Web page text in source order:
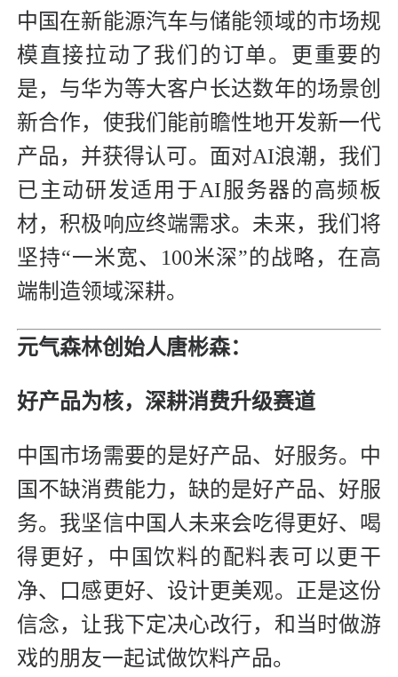
中国在新能源汽车与储能领域的市场规
模直接拉动了我们的订单。更重要的
是，与华为等大客户长达数年的场景创
新合作，使我们能前瞻性地开发新一代
产品，并获得认可。面对AI浪潮，我们
已主动研发适用于AI服务器的高频板
材，积极响应终端需求。未来，我们将
坚持“一米宽、100米深”的战略，在高
端制造领域深耕。
元气森林创始人唐彬森：
好产品为核，深耕消费升级赛道
中国市场需要的是好产品、好服务。中
国不缺消费能力，缺的是好产品、好服
务。我坚信中国人未来会吃得更好、喝
得更好，中国饮料的配料表可以更干
净、口感更好、设计更美观。正是这份
信念，让我下定决心改行，和当时做游
戏的朋友一起试做饮料产品。